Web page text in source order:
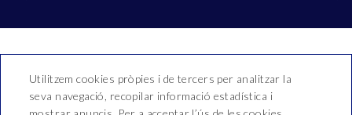
Utilitzem cookies pròpies i de tercers per analitzar la
seva navegació, recopilar informació estadística i